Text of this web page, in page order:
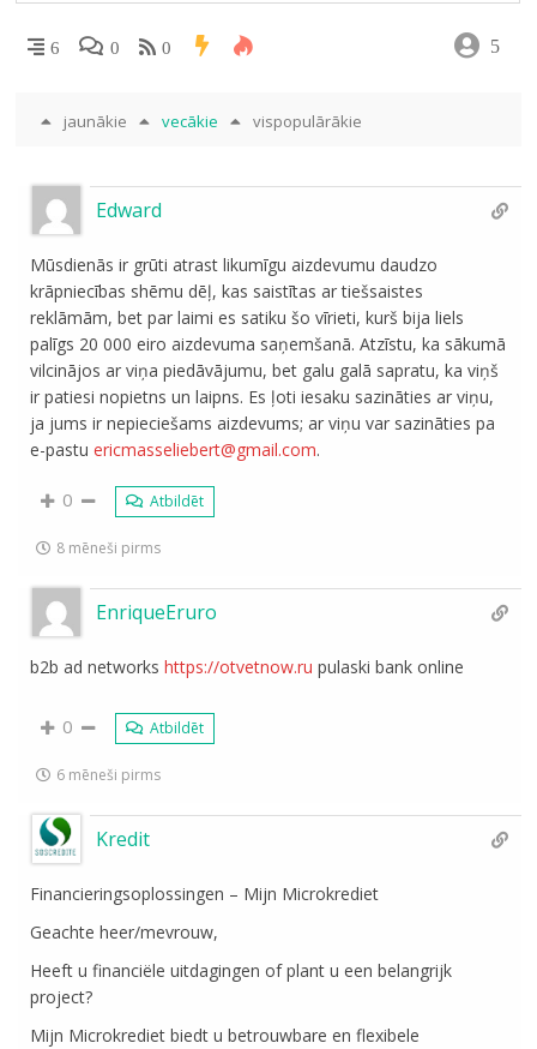
6 0 0 5
jaunākie vecākie vispopulārākie
Edward
Mūsdienās ir grūti atrast likumīgu aizdevumu daudzo
krāpniecības shēmu dēļ, kas saistītas ar tiešsaistes
reklāmām, bet par laimi es satiku šo vīrieti, kurš bija liels
palīgs 20 000 eiro aizdevuma saņemšanā. Atzīstu, ka sākumā
vilcinājos ar viņa piedāvājumu, bet galu galā sapratu, ka viņš
ir patiesi nopietns un laipns. Es ļoti iesaku sazināties ar viņu,
ja jums ir nepieciešams aizdevums; ar viņu var sazināties pa
e-pastuericmasseliebert@gmail.com.
0 Atbildēt
8 mēneši pirms
EnriqueEruro
b2b ad networkshttps://otvetnow.ru pulaski bank online
0 Atbildēt
6 mēneši pirms
Kredit
Financieringsoplossingen – Mijn Microkrediet
Geachte heer/mevrouw,
Heeft u financiële uitdagingen of plant u een belangrijk
project?
Mijn Microkrediet biedt u betrouwbare en flexibele